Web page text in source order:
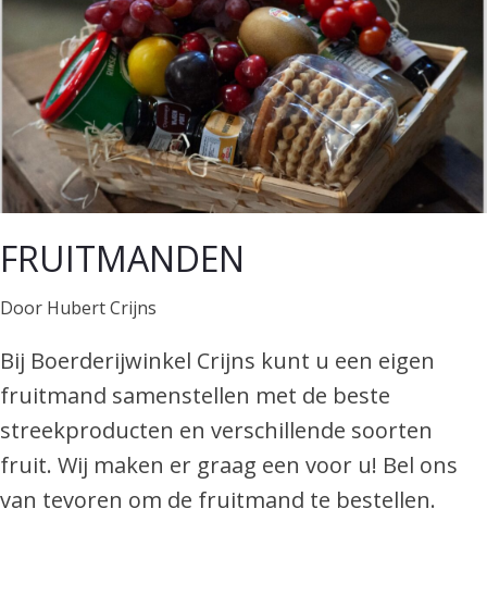
FRUITMANDEN
Door Hubert Crijns
Bij Boerderijwinkel Crijns kunt u een eigen
fruitmand samenstellen met de beste
streekproducten en verschillende soorten
fruit. Wij maken er graag een voor u! Bel ons
van tevoren om de fruitmand te bestellen.